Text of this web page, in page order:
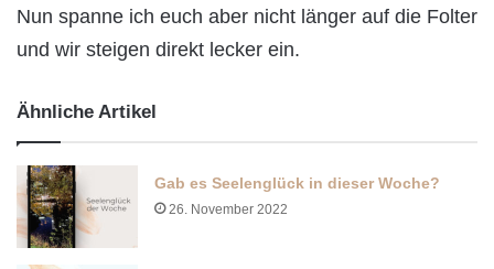
Nun spanne ich euch aber nicht länger auf die Folter
und wir steigen direkt lecker ein.
Ähnliche Artikel
Gab es Seelenglück in dieser Woche?
26. November 2022